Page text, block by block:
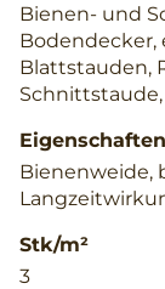
Bienen- und
Bodendecker,
Blattstauden,
Schnittstaude,
Eigenschaften
Bienenweide,
Stk/m²
3